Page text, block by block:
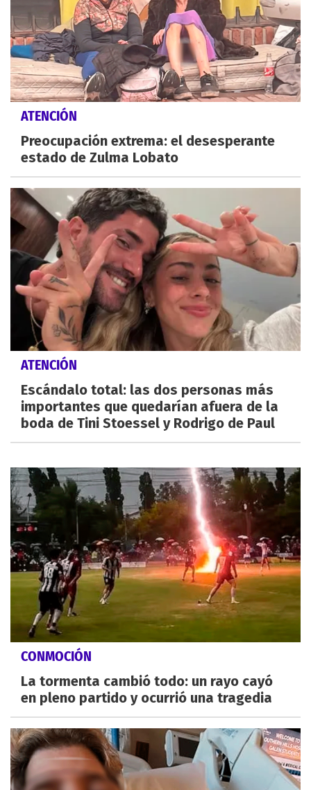
ATENCIÓN
Preocupación extrema: el desesperante
estado de Zulma Lobato
ATENCIÓN
Escándalo total: las dos personas más
importantes que quedarían afuera de la
boda de Tini Stoessel y Rodrigo de Paul
CONMOCIÓN
La tormenta cambió todo: un rayo cayó
en pleno partido y ocurrió una tragedia